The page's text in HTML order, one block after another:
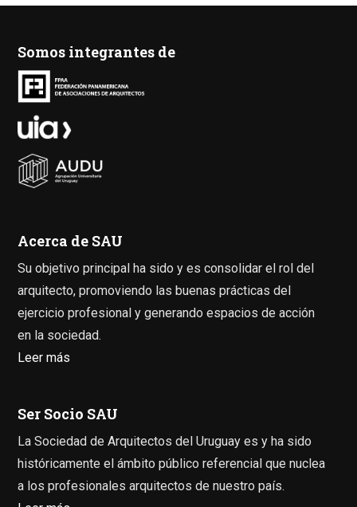
Somos integrantes de
Acerca de SAU
Su objetivo principal ha sido y es consolidar el rol del
arquitecto, promoviendo las buenas prácticas del
ejercicio profesional y generando espacios de acción
en la sociedad.
Leer más
Ser Socio SAU
La Sociedad de Arquitectos del Uruguay es y ha sido
históricamente el ámbito público referencial que nuclea
a los profesionales arquitectos de nuestro país.